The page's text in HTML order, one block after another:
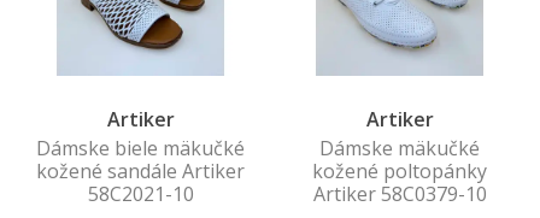
Artiker
Dámske biele mäkučké
kožené sandále Artiker
58C2021-10
Artiker
Dámske mäkučké
kožené poltopánky
Artiker 58C0379-10